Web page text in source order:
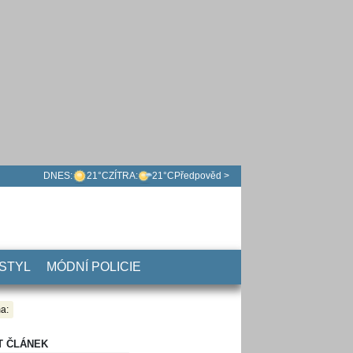
DNES: 21°CZÍTRA: 21°C Předpověd >
MÓDNÍ POLICIE
ČLÁNEK